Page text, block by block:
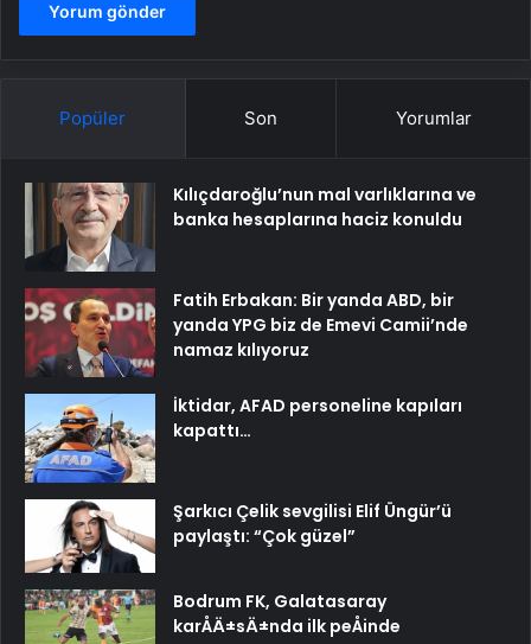
Popüler Son Yorumlar
Kılıçdaroğlu’nun mal varlıklarına ve
banka hesaplarına haciz konuldu
Fatih Erbakan: Bir yanda ABD, bir
yanda YPG biz de Emevi Camii’nde
namaz kılıyoruz
İktidar, AFAD personeline kapıları
kapattı…
Şarkıcı Çelik sevgilisi Elif Üngür’ü
paylaştı: “Çok güzel”
Bodrum FK, Galatasaray
karÅÄ±sÄ±nda ilk peÅinde